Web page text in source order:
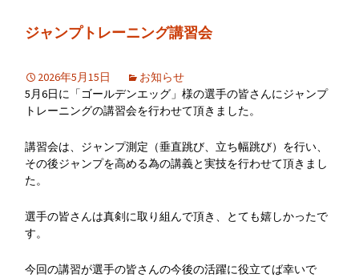
ジャンプトレーニング講習会
2026年5月15日
お知らせ
5月6日に「ゴールデンエッグ」様の選手の皆さんにジャンプ
トレーニングの講習会を行わせて頂きました。
講習会は、ジャンプ測定（垂直跳び、立ち幅跳び）を行い、
その後ジャンプを高める為の講義と実技を行わせて頂きまし
た。
選手の皆さんは真剣に取り組んで頂き、とても嬉しかったで
す。
今回の講習が選手の皆さんの今後の活躍に役立てば幸いで